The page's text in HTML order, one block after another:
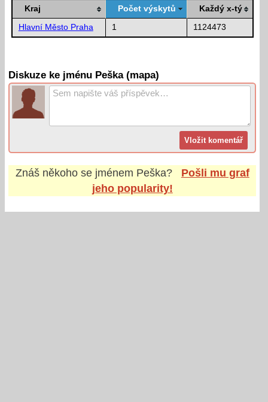
Kraj Počet výskytů Každý x-tý
Hlavní Město Praha 1 1124473
Diskuze ke jménu Peška (mapa)
Znáš někoho se jménem Peška?
Pošli mu graf
jeho popularity!